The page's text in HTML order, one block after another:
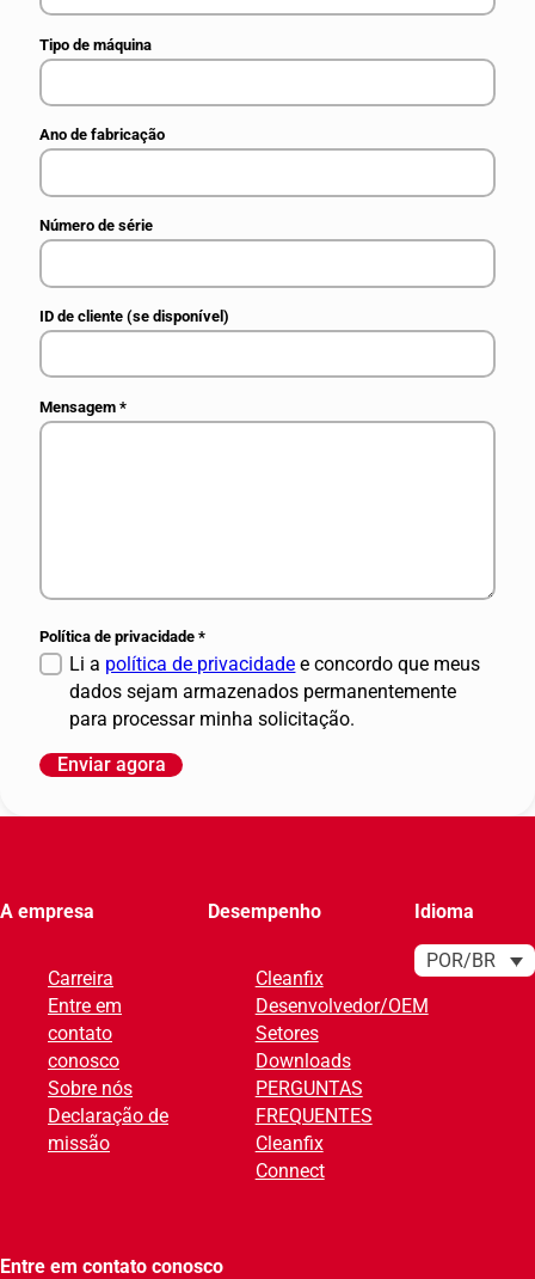
Tipo de máquina
Ano de fabricação
Número de série
ID de cliente (se disponível)
Mensagem*
Política de privacidade*
Li a política de privacidade e concordo que meus
dados sejam armazenados permanentemente
para processar minha solicitação.
Enviar agora
l
n
v
e
Entre em contato conosco
A empresa
Carreira
Entre em
contato
conosco
Sobre nós
Declaração de
missão
Desempenho
Cleanfix
Desenvolvedor/OEM
Setores
Downloads
PERGUNTAS
FREQUENTES
Cleanfix
Connect
Idioma
POR/BR